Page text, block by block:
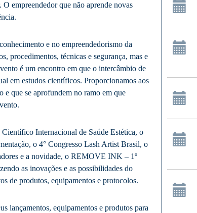
empreendedor que não aprende novas
e no empreendedorismo da
procedimentos, técnicas e segurança, mas e
é um encontro em que o intercâmbio de
em estudos científicos. Proporcionamos aos
e que se aprofundem no ramo em que
Internacional de Saúde Estética, o
o 4° Congresso Lash Artist Brasil, o
e a novidade, o REMOVE INK – 1º
as inovações e as possibilidades do
de produtos, equipamentos e protocolos.
lançamentos, equipamentos e produtos para